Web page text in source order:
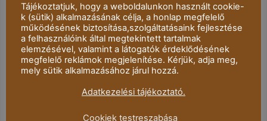
Tájékoztatjuk, hogy a weboldalunkon használt cookie-
k (sütik) alkalmazásának célja, a honlap megfelelő
működésének biztosítása,szolgáltatásaink fejlesztése
a felhasználóink által megtekintett tartalmak
elemzésével, valamint a látogatók érdeklődésének
megfelelő reklámok megjelenítése. Kérjük, adja meg,
mely sütik alkalmazásához járul hozzá.
Adatkezelési tájékoztató.
Cookiek testreszabása